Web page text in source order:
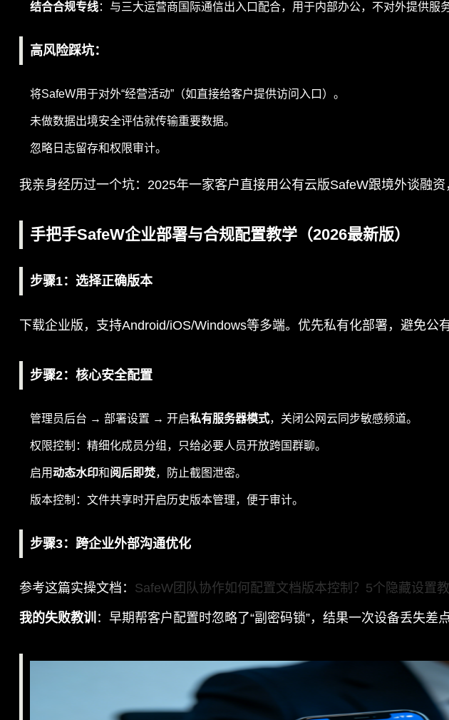
结合合规专线：与三大运营商国际通信出入口配合，用于内部办公，不对外提供服务
高风险踩坑：
将SafeW用于对外“经营活动”（如直接给客户提供访问入口）。
未做数据出境安全评估就传输重要数据。
忽略日志留存和权限审计。
我亲身经历过一个坑：2025年一家客户直接用公有云版SafeW跟境外谈融
手把手SafeW企业部署与合规配置教学（2026最新版）
步骤1：选择正确版本
下载企业版，支持Android/iOS/Windows等多端。优先私有化部署，避免公
步骤2：核心安全配置
管理员后台 → 部署设置 → 开启私有服务器模式，关闭公网云同步敏感频道。
权限控制：精细化成员分组，只给必要人员开放跨国群聊。
启用动态水印和阅后即焚，防止截图泄密。
版本控制：文件共享时开启历史版本管理，便于审计。
步骤3：跨企业外部沟通优化
参考这篇实操文档： SafeW团队协作如何配置文档版本控制？5个隐藏设置
我的失败教训 ：早期帮客户配置时忽略了“副密码锁”，结果一次设备丢失差